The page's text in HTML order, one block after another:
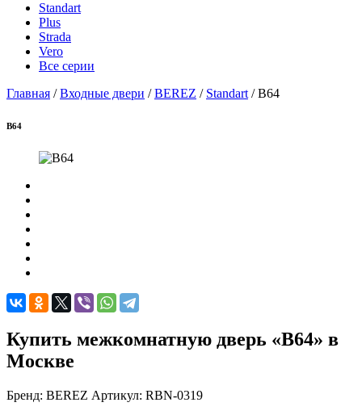
Standart
Plus
Strada
Vero
Все серии
Главная /Входные двери /BEREZ / Standart / B64
B64
Купить межкомнатную дверь «B64» в
Москве
Бренд: BEREZ Артикул: RBN-0319